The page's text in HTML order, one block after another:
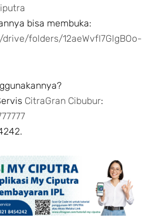
bisa membuka:
folders/12aeWvfI7GlgBOo-
CitraGran Cibubur: